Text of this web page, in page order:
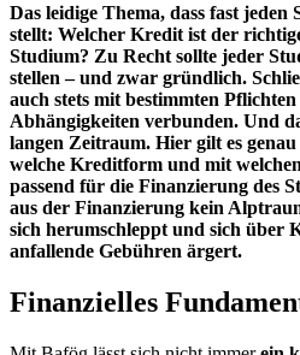
Das leidige Thema, dass fast jeden
stellt: Welcher Kredit ist der
Studium? Zu Recht sollte jeder
stellen – und zwar gründlich.
auch stets mit bestimmten
Abhängigkeiten verbunden. Und
langen Zeitraum. Hier gilt es
welche Kreditform und mit
passend für die Finanzierung des
aus der Finanzierung kein
sich herumschleppt und sich über
anfallende Gebühren ärgert.
Finanzielles